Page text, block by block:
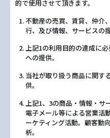
的で使用させて頂きます。
不動産の売買、賃貸、仲介
行、及び情報、サービスの提
上記1の利用目的の達成に
への提供。
当社が取り扱う商品に関す
供。
上記1、3の商品・情報・サ
電子メール等による営業活
ーケティング活動。顧客動
析。